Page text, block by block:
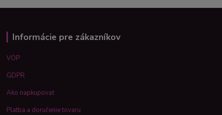
Informácie pre zákazníkov
VOP
GDPR
Ako napkupovať
Platba a doručenie tovaru